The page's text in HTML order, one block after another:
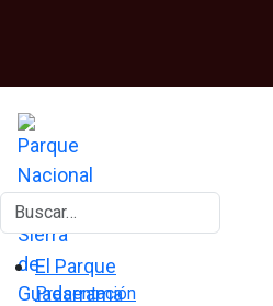
Buscar
El Parque
Presentación